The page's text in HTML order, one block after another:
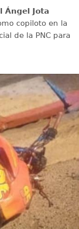
Ángel Jota
copiloto en la
de la PNC para